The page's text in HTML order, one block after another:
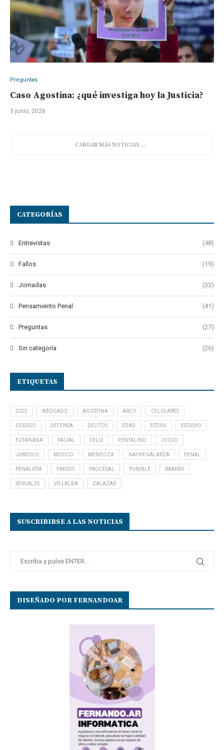
Preguntas
Caso Agostina: ¿qué investiga hoy la Justicia?
3 junio, 2026
CARGAR MÁS NOTICIAS
CATEGORÍAS
Entrevistas (48)
Fallos (19)
Jornadas (33)
Pensamiento Penal (41)
Preguntas (27)
Sin categoría (26)
ETIQUETAS
2025 ABOGADO AGOSTINA ARCO CELULARES
CODIGO DEFENSA DELITOS EDAD ESTUDI ESTUDIO
EUTANASIA FACIAL FELIZ FENTALINO JUICIO
JURIDICO MEDICO MENDOZA NAHIR GALARZA PENAL
PENALISTA PRESOS PROCESAL PUNIBLE RAMIRO
SEXUALES VILLALBA ZALAZAR
SUSCRIBIRSE A LAS NOTICIAS
DISEÑADO POR FERNANDOAR